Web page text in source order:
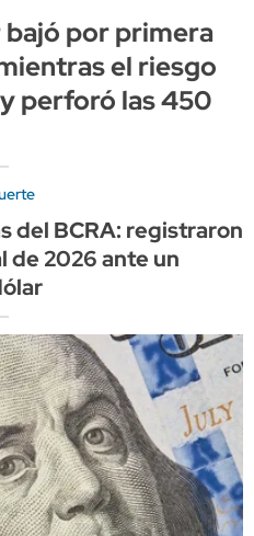
bajó por primera
el riesgo
perforó las 450
del BCRA: registraron
de 2026 ante un